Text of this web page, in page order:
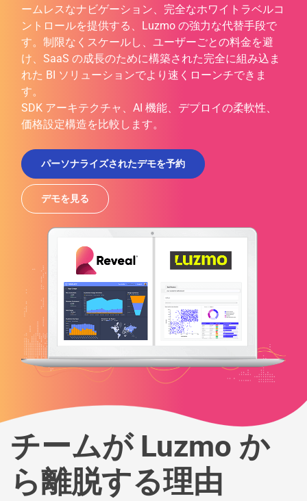
ームレスなナビゲーション、完全なホワイトラベルコ
ントロールを提供する、Luzmo の強力な代替手段で
す。制限なくスケールし、ユーザーごとの料金を避
け、SaaS の成長のために構築された完全に組み込ま
れた BI ソリューションでより速くローンチできま
す。
SDK アーキテクチャ、AI 機能、デプロイの柔軟性、
価格設定構造を比較します。
パーソナライズされたデモを予約
デモを見る
チームが Luzmo か
ら離脱する理由